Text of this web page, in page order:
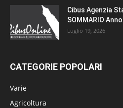
Cibus Agenzia
SOMMARIO
Luglio 19, 2026
CATEGORIE POPOLARI
Varie
Agricoltura